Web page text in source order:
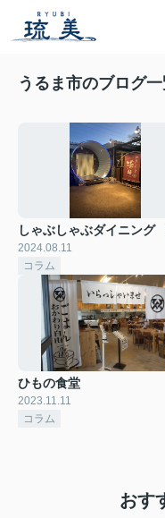
うるま市のブログ
しゃぶしゃぶダイニン
2024.08.11
コラム
ひもの食堂
2023.11.11
コラム
おす